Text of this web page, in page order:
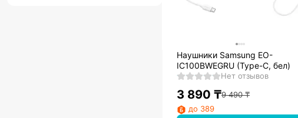
Наушники Samsung EO-
IC100BWEGRU (Type-C, бел)
Нет отзывов
3 890 ₸9 490₸
до 389